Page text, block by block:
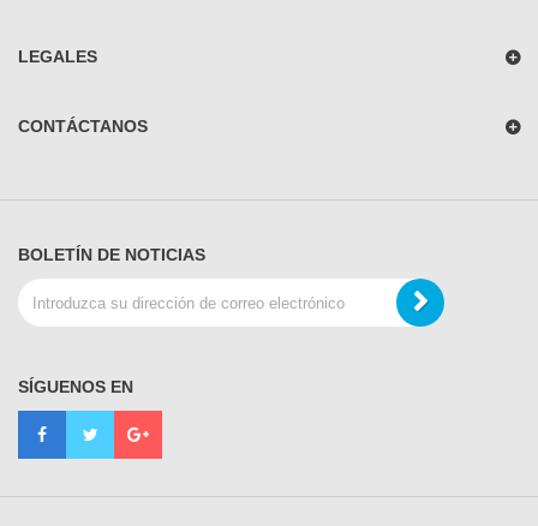
LEGALES
CONTÁCTANOS
BOLETÍN DE NOTICIAS
SÍGUENOS EN